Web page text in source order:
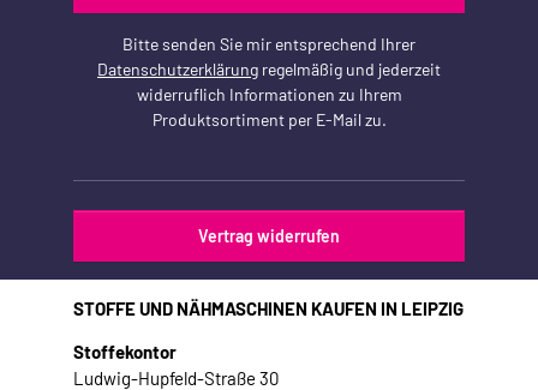
Bitte senden Sie mir entsprechend Ihrer
Datenschutzerklärung regelmäßig und jederzeit
widerruflich Informationen zu Ihrem
Produktsortiment per E-Mail zu.
Vertrag widerrufen
STOFFE UND NÄHMASCHINEN KAUFEN IN LEIPZIG
Stoffekontor
Ludwig-Hupfeld-Straße 30